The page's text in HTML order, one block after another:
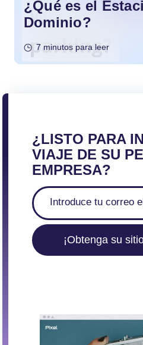
¿Qué es el
Dominio?
7 minutos para leer
¿LISTO PARA
VIAJE DE SU
EMPRESA?
¡Obtenga su